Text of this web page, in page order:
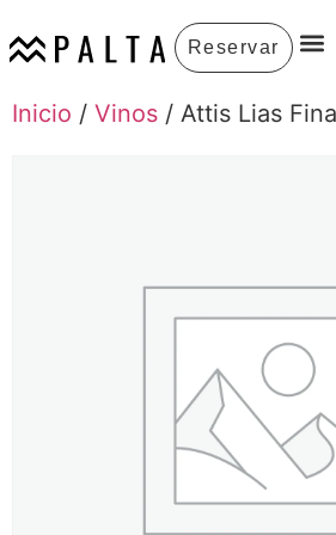
Reservar
Inicio / Vinos / Attis Lias